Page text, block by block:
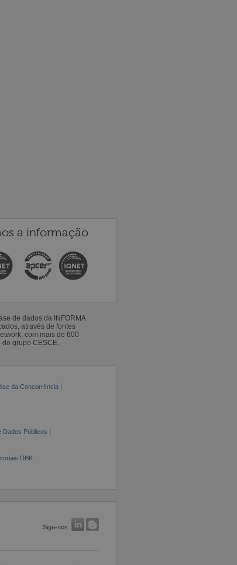
a informação
de dados da INFORMA
através de fontes
com mais de 600
grupo CESCE,
da Concorrência
Dados Públicos
DBK
Siga-nos: